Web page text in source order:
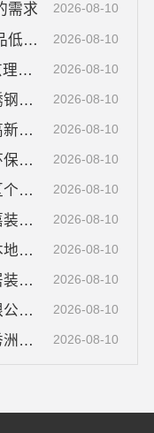
需求 2026-08-10
万宁欣果铺子豆干香卤 打造高品低价新典范 2026-08-10
广东200分左右能上的大学-北京理工大学珠海学院继教院 2026-08-10
江苏东钢金属科技有限公司不锈钢浴室柜厂家怎么样 2026-08-10
滇中家装设计怎么样？云南至高新型建材有限公司 2026-08-10
濮阳装修推荐品牌，河南璟臻环保建材有限公司本地经验足 2026-08-10
绍兴卓鑫装饰材料有限公司城区个性化装修质量有保障 2026-08-10
诸暨家装闭口合同，浙江宜美嘉装饰工程有限公司保障权益 2026-08-10
嘉兴美派建材科技有限公司：本地家装施工全包，透明报价 2026-08-10
无锡旧房硬装报价，无锡亿莱居装饰工程材料有限公司提供详细预算 2026-08-10
江西尚宅尚品新型环保材料有限公司——本地环保全屋定制施工队 2026-08-10
嘉兴锦居装饰材料有限公司：秀洲区公寓装修排名领先 2026-08-10